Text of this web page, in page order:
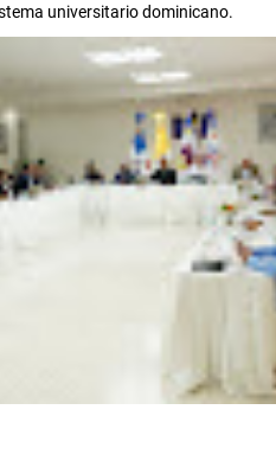
universitario dominicano.